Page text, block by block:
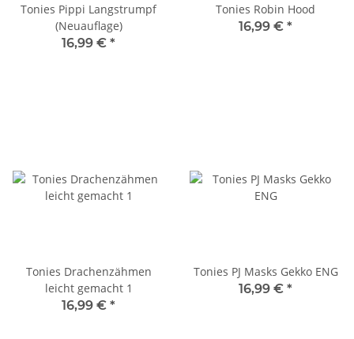
Tonies Pippi Langstrumpf
(Neuauflage)
16,99 € *
Tonies Robin Hood
16,99 € *
Tonies Drachenzähmen
leicht gemacht 1
16,99 € *
Tonies PJ Masks Gekko ENG
16,99 € *